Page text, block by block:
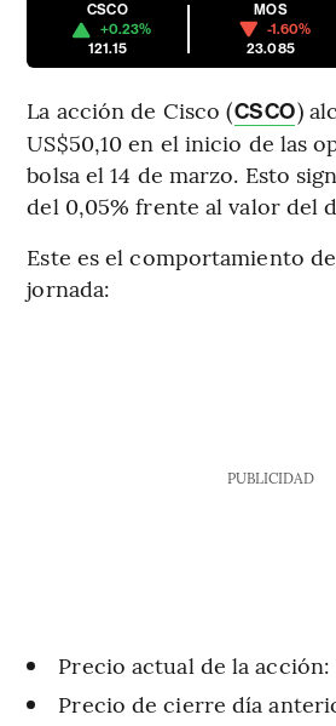
CSCO
+0.23%
121.15
MOS
-1.60%
23.085
La acción de Cisco (CSCO)
US$50,10 en el inicio de las
bolsa el 14 de marzo. Esto
del 0,05% frente al valor del
Este es el comportamiento
jornada:
PUBLICIDAD
Precio actual de la acción:
Precio de cierre día